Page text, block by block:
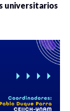
universitarios